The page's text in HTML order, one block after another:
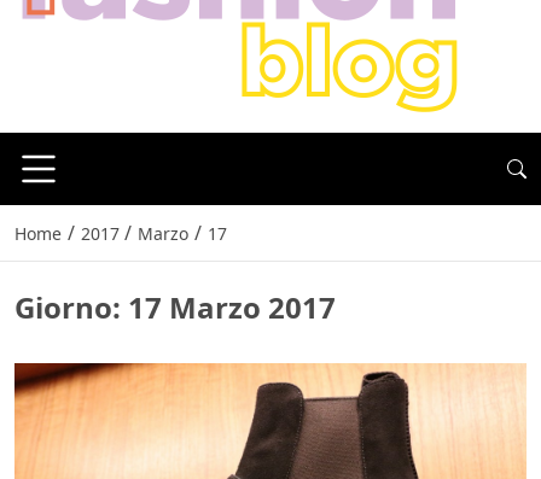
Home / 2017 / Marzo / 17
Giorno: 17 Marzo 2017